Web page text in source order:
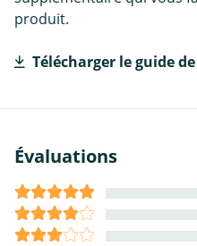
produit.
Télécharger le guide
Évaluations